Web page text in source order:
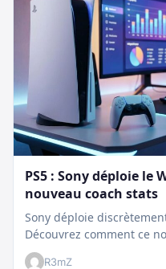
PS5 : Sony déploie le
nouveau coach stats
Sony déploie
Découvrez comment ce
dashboard et booste
R3mZ